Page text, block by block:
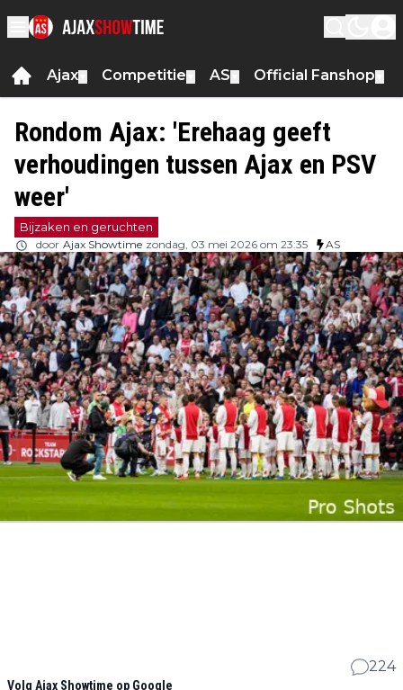
Ajax Competitie AS Official Fanshop
Rondom Ajax: 'Erehaag geeft
verhoudingen tussen Ajax en PSV
weer'
Bijzaken en geruchten
door Ajax Showtime zondag, 03 mei 2026 om 23:35 AS
224
Volg Ajax Showtime op Google